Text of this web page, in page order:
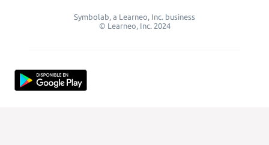
Symbolab, a Learneo, Inc. business
© Learneo, Inc. 2024